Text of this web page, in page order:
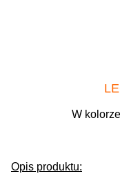
W
Opis produktu: